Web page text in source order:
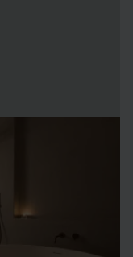
rum. Förutom de
här också
du en Hilla-svit